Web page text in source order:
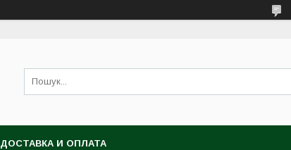
ДОСТАВКА И ОПЛАТА